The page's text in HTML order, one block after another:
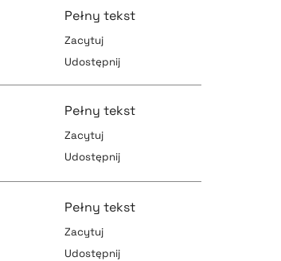
pobierz cytat
Pełny tekst
Zacytuj
Udostępnij
pobierz cytat
Pełny tekst
Zacytuj
Udostępnij
Pełny tekst
Zacytuj
Udostępnij